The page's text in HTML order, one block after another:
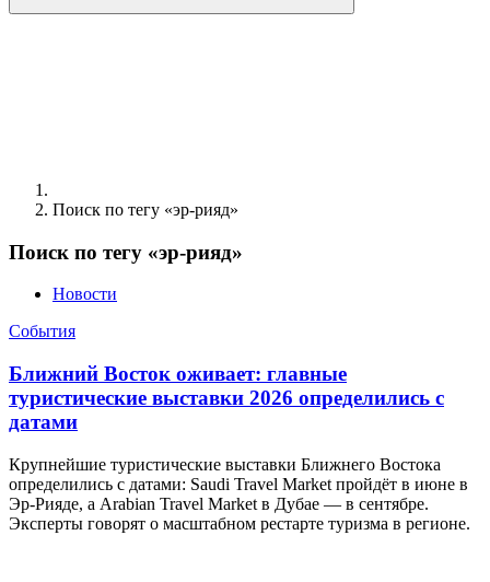
Поиск по тегу «эр-рияд»
Поиск по тегу «эр-рияд»
Новости
События
Ближний Восток оживает: главные
туристические выставки 2026 определились с
датами
Крупнейшие туристические выставки Ближнего Востока
определились с датами: Saudi Travel Market пройдёт в июне в
Эр-Рияде, а Arabian Travel Market в Дубае — в сентябре.
Эксперты говорят о масштабном рестарте туризма в регионе.